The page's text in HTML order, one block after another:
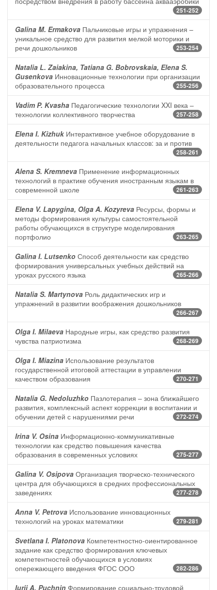
251-252
Galina M. Ermakova Пальчиковые игры и упражнения –
уникальное средство для развития мелкой моторики и
речи дошкольников
253-254
Natalia L. Zaiakina, Tatiana G. Bobrovskaia, Elena S.
Gusenkova Инновационные технологии при организации
образовательного процесса
255-256
Vadim P. Kvasha Педагогические технологии XXI века –
технологии коллективного творчества
257-258
Elena I. Kizhuk Интерактивное учебное оборудование в
деятельности педагога начальных классов: за и против
258-261
Alena S. Kremneva Применение информационных
технологий в практике обучения иностранным языкам в
современной школе
261-263
Elena V. Lapygina, Olga A. Kozyreva Ресурсы, формы и
методы формирования культуры самостоятельной
работы обучающихся в структуре моделирования
портфолио
263-265
Galina I. Lutsenko Способ деятельности как средство
формирования универсальных учебных действий на
уроках русского языка
265-266
Natalia S. Martynova Роль дидактических игр и
упражнений в развитии воображения дошкольников
266-267
Olga I. Milaeva Народные игры, как средство развития
чувства патриотизма
268-269
Olga I. Miazina Использование результатов
государственной итоговой аттестации в управлении
качеством образования
270-271
Natalia G. Nedoluzhko Пазлотерапия – зона ближайшего
развития, комплексный аспект коррекции в воспитании и
обучении детей с нарушениями речи
272-274
Irina V. Osina Информационно-коммуникативные
технологии как средство повышения качества
образования в современных условиях
275-277
Galina V. Osipova Организация творческо-технического
центра для обучающихся в средних профессиональных
заведениях
277-278
Anna V. Petrova Использование инновационных
технологий на уроках математики
279-281
Svetlana I. Platonova Компетентностно-оиентированное
задание как средство формирования ключевых
компетентностей обучающихся в условиях
опережающего введения ФГОС ООО
282-286
Iurii A. Puchnin Формирование социально-трудовой